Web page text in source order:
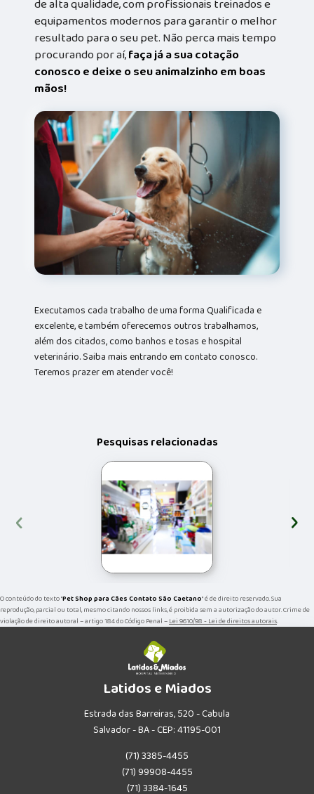
de alta qualidade, com profissionais treinados e
equipamentos modernos para garantir o melhor
resultado para o seu pet. Não perca mais tempo
procurando por aí,faça já a sua cotação
conosco e deixe o seu animalzinho em boas
mãos!
Executamos cada trabalho de uma forma Qualificada e
excelente, e também oferecemos outros trabalhamos,
além dos citados, como banhos e tosas e hospital
veterinário. Saiba mais entrando em contato conosco.
Teremos prazer em atender você!
Pesquisas relacionadas
‹ ›
O conteúdo do texto "Pet Shop para Cães Contato São Caetano" é de direito reservado. Sua
reprodução, parcial ou total, mesmo citando nossos links, é proibida sem a autorização do autor. Crime de
violação de direito autoral – artigo 184 do Código Penal –Lei 9610/98 - Lei de direitos autorais.
Latidos e Miados
Estrada das Barreiras, 520 - Cabula
Salvador - BA - CEP: 41195-001
(71) 3385-4455
(71) 99908-4455
(71) 3384-1645